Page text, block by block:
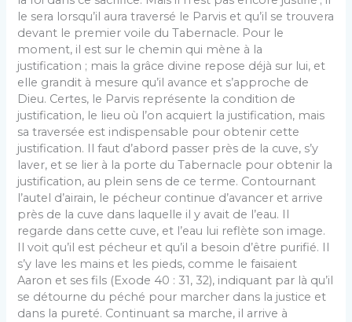
le sera lorsqu’il aura traversé le Parvis et qu’il se trouvera
devant le premier voile du Tabernacle. Pour le
moment, il est sur le chemin qui mène à la
justification ; mais la grâce divine repose déjà sur lui, et
elle grandit à mesure qu’il avance et s’approche de
Dieu. Certes, le Parvis représente la condition de
justification, le lieu où l’on acquiert la justification, mais
sa traversée est indispensable pour obtenir cette
justification. Il faut d’abord passer près de la cuve, s’y
laver, et se lier à la porte du Tabernacle pour obtenir la
justification, au plein sens de ce terme. Contournant
l’autel d’airain, le pécheur continue d’avancer et arrive
près de la cuve dans laquelle il y avait de l’eau. Il
regarde dans cette cuve, et l’eau lui reflète son image.
Il voit qu’il est pécheur et qu’il a besoin d’être purifié. Il
s’y lave les mains et les pieds, comme le faisaient
Aaron et ses fils (Exode 40 : 31, 32), indiquant par là qu’il
se détourne du péché pour marcher dans la justice et
dans la pureté. Continuant sa marche, il arrive à